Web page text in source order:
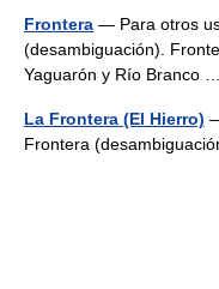
Frontera — Para otros
(desambiguación).
Yaguarón y Río Branco
La Frontera (El Hierro)
Frontera